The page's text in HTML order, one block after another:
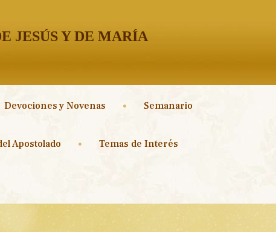
JESÚS Y DE MARÍA
Devociones y Novenas Semanario
Apostolado Temas de Interés